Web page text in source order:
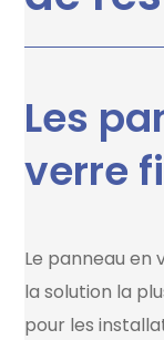
Les
verre
Le panneau en
la solution la
pour les